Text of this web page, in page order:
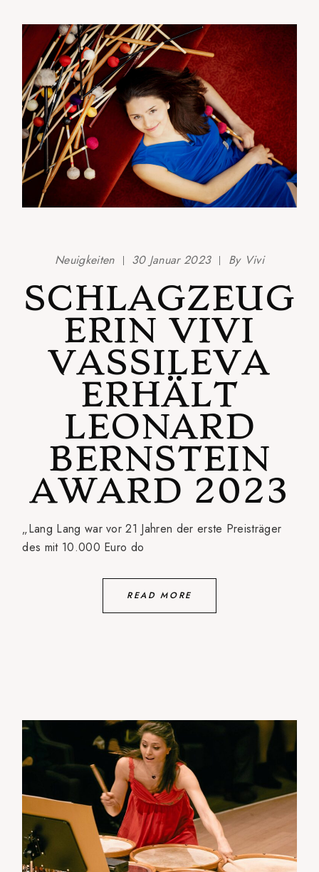
Neuigkeiten 30 Januar 2023 By Vivi
SCHLAGZEUG
ERIN VIVI
VASSILEVA
ERHÄLT
LEONARD
BERNSTEIN
AWARD 2023
„Lang Lang war vor 21 Jahren der erste Preisträger
des mit 10.000 Euro do
READ MORE